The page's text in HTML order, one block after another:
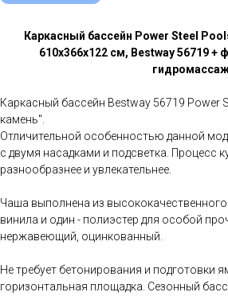
Каркасный бассейн Power Steel
610х366х122 см, Bestway 56719 +
Каркасный бассейн Bestway 56719 Power
камень".
Отличительной особенностью данной
с двумя насадками и подсветка. Процесс
разнообразнее и увлекательнее.
Чаша выполнена из
винила и один - полиэстер для особой
нержавеющий, оцинкованный.
Не требует бетонирования и подготовки
горизонтальная площадка. Сезонный